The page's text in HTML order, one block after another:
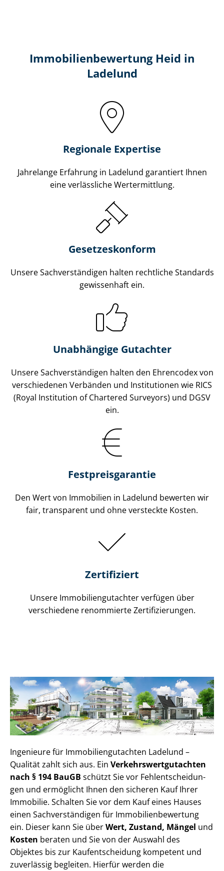
Immobilien­bewertung Heid in
Ladelund
Regionale Expertise
Jahrelange Erfahrung in Ladelund garantiert Ihnen
eine verlässliche Wertermittlung.
Gesetzes­konform
Unsere Sach­ver­stän­di­gen halten rechtliche Standards
gewissenhaft ein.
Unabhängige Gutachter
Unsere Sach­ver­stän­di­gen halten den Ehrencodex von
verschiedenen Verbänden und Institutionen wie RICS
(Royal Institution of Chartered Surveyors) und DGSV
ein.
Festpreis​garantie
Den Wert von Immobilien in Ladelund bewerten wir
fair, transparent und ohne versteckte Kosten.
Zertifiziert
Unsere Immobilien­gutachter verfügen über
verschiedene renommierte Zer­ti­fi­zie­run­gen.
Ingenieure für Im­mo­bi­li­en­gut­ach­ten Ladelund –
Qualität zahlt sich aus. Ein Ver­kehrs­wert­gut­ach­ten
nach § 194 BauGB schützt Sie vor Fehl­ent­schei­dun­
gen und ermöglicht Ihnen den sicheren Kauf Ihrer
Immobilie. Schalten Sie vor dem Kauf eines Hauses
einen Sach­ver­stän­di­gen für Im­mo­bi­li­en­be­wer­tung
ein. Dieser kann Sie überWert, Zustand, Mängel und
Kosten beraten und Sie von der Auswahl des
Objektes bis zur Kauf­ent­schei­dung kompetent und
zuverlässig begleiten. Hierfür werden die